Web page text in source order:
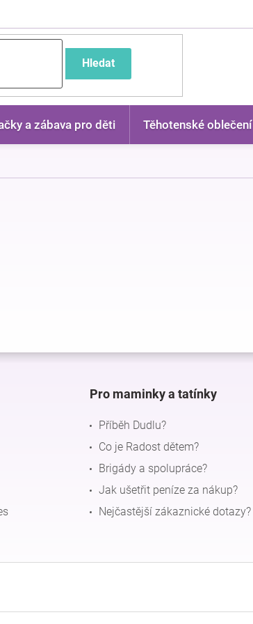
Hledat
a zábava pro děti Těhotenské oblečení
Pro maminky a tatínky
Příběh Dudlu?
Co je Radost dětem?
Brigády a spolupráce?
Jak ušetřit peníze za nákup?
Nejčastější zákaznické dotazy?